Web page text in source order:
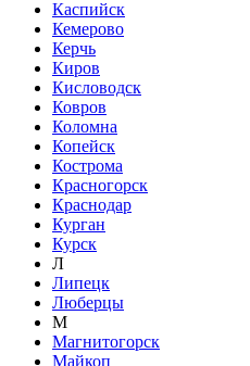
Каспийск
Кемерово
Керчь
Киров
Кисловодск
Ковров
Коломна
Копейск
Кострома
Красногорск
Краснодар
Курган
Курск
Л
Липецк
Люберцы
М
Магнитогорск
Майкоп